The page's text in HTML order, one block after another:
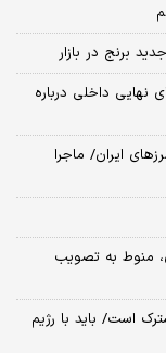
نهایی داخلی درباره
ایران/ ماجرا
منوط به تصویب
است/ باید با رژیم